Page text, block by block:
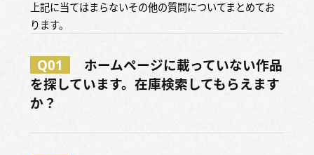
上記に当てはまらないその他の質問についてまとめてお
ります。
Q01
ホームページに載っていない作品
を探しています。在庫検索してもらえます
か？